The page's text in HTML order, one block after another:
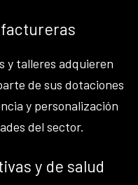
y talleres adquieren
de sus dotaciones
y personalización
del sector.
y de salud